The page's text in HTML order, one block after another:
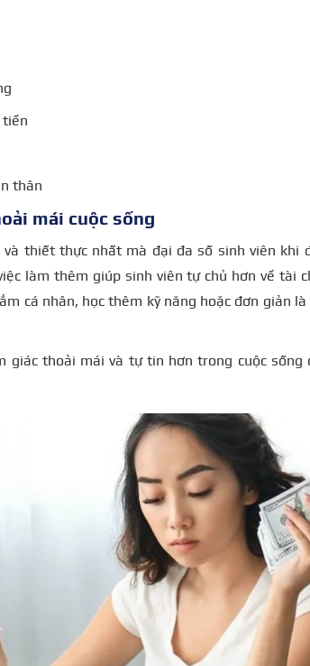
tiền
thân
mái cuộc sống
thiết thực nhất mà đại đa số sinh viên khi
làm thêm giúp sinh viên tự chủ hơn về tài
cá nhân, học thêm kỹ năng hoặc đơn giản
giác thoải mái và tự tin hơn trong cuộc sống